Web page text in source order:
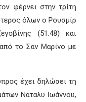
φέρνει στην τρίτη
όλων ο Ρουσμίρ
(51.48) και
το Σαν Μαρίνο με
έχει δηλώσει τη
Νάταλυ Ιωάννου,